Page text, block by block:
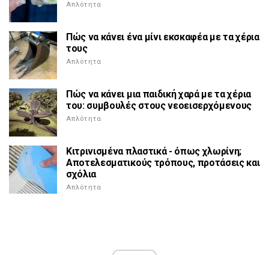
Απλότητα
Πώς να κάνει ένα μίνι εκσκαφέα με τα χέρια
τους
Απλότητα
Πώς να κάνει μια παιδική χαρά με τα χέρια
του: συμβουλές στους νεοεισερχόμενους
Απλότητα
Κιτρινισμένα πλαστικά - όπως χλωρίνη;
Αποτελεσματικούς τρόπους, προτάσεις και
σχόλια
Απλότητα